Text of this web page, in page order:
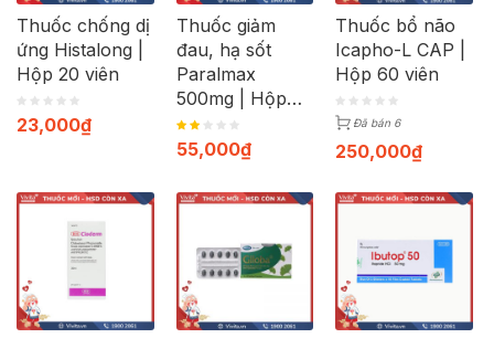
Thuốc chống dị
ứng Histalong |
Hộp 20 viên
23,000₫
Thuốc giảm
đau, hạ sốt
Paralmax
500mg | Hộp
120 viên
55,000₫
Thuốc bổ não
Icapho-L CAP |
Hộp 60 viên
Đã bán 6
250,000₫